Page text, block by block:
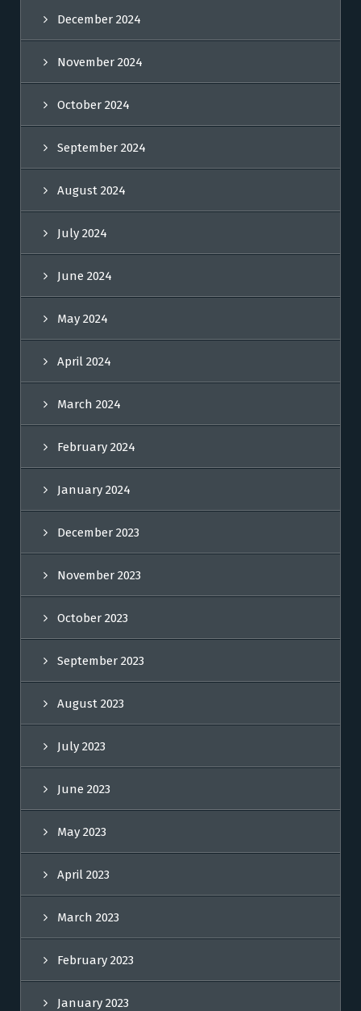
December 2024
November 2024
October 2024
September 2024
August 2024
July 2024
June 2024
May 2024
April 2024
March 2024
February 2024
January 2024
December 2023
November 2023
October 2023
September 2023
August 2023
July 2023
June 2023
May 2023
April 2023
March 2023
February 2023
January 2023